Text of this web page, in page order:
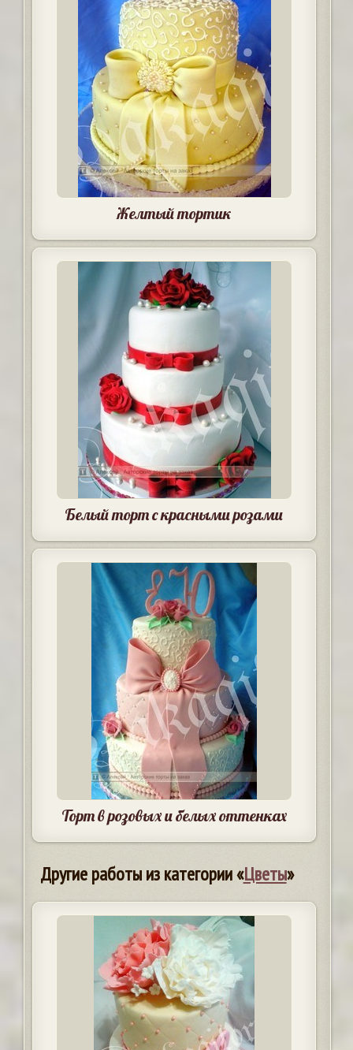
Желтый тортик
Белый торт с красными розами
Торт в розовых и белых оттенках
Другие работы из категории «Цветы»